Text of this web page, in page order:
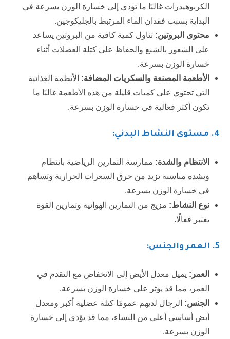
الكربوهيدرات غالبًا ما تؤدي إلى خسارة الوزن بسرعة في
البداية بسبب فقدان الماء المرتبط بالجليكوجين.
محتوى البروتين: تناول كمية كافية من البروتين يساعد
على الشعور بالشبع والحفاظ على كتلة العضلات أثناء
خسارة الوزن بسرعة.
الأطعمة المصنعة والسكريات المضافة: الأنظمة الغذائية
التي تحتوي على كميات قليلة من هذه الأطعمة غالبًا ما
تكون أكثر فعالية في خسارة الوزن بسرعة.
4. مستوى النشاط البدني:
الانتظام والشدة: ممارسة التمارين الرياضية بانتظام
وبشدة مناسبة تزيد من حرق السعرات الحرارية وتساهم
في خسارة الوزن بسرعة.
نوع النشاط: مزيج من التمارين الهوائية وتمارين القوة
يعتبر فعالًا.
5. العمر والجنس:
العمر: يميل معدل الأيض إلى الانخفاض مع التقدم في
العمر، مما قد يؤثر على خسارة الوزن بسرعة.
الجنس: الرجال لديهم عمومًا كتلة عضلية أكبر ومعدل
أيض أساسي أعلى من النساء، مما قد يؤدي إلى خسارة
الوزن بسرعة.